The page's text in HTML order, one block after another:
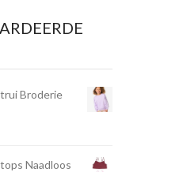
Broderie
Naadloos